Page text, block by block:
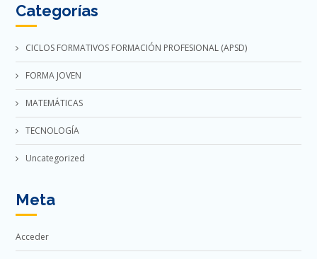
Categorías
CICLOS FORMATIVOS FORMACIÓN PROFESIONAL (APSD)
FORMA JOVEN
MATEMÁTICAS
TECNOLOGÍA
Uncategorized
Meta
Acceder